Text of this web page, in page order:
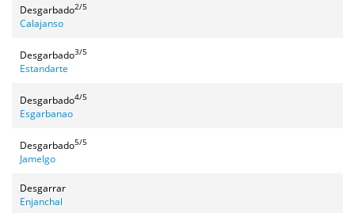
Desgarbado2/5
Calajanso
Desgarbado3/5
Estandarte
Desgarbado4/5
Esgarbanao
Desgarbado5/5
Jamelgo
Desgarrar
Enjanchal